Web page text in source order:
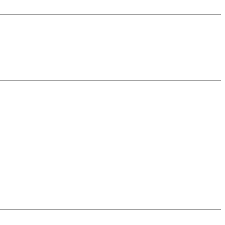
(also on mistakes) and further explanations.
(initial position - final position).